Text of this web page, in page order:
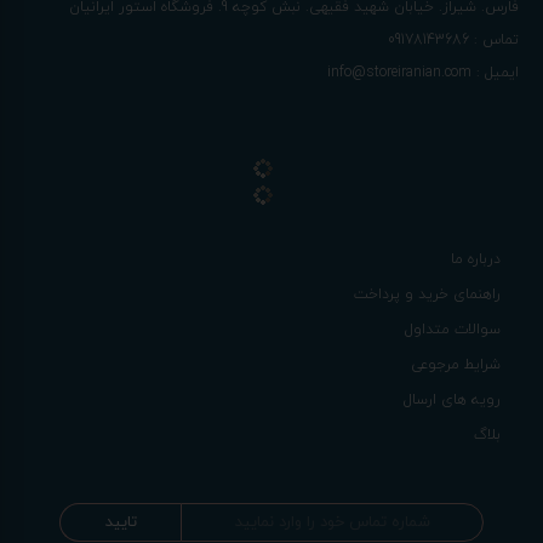
فارس. شیراز. خیابان شهید فقیهی. نبش کوچه 9. فروشگاه استور ایرانیان
ایمیل :info@storeiranian.com
درباره ما
سوالات متداول